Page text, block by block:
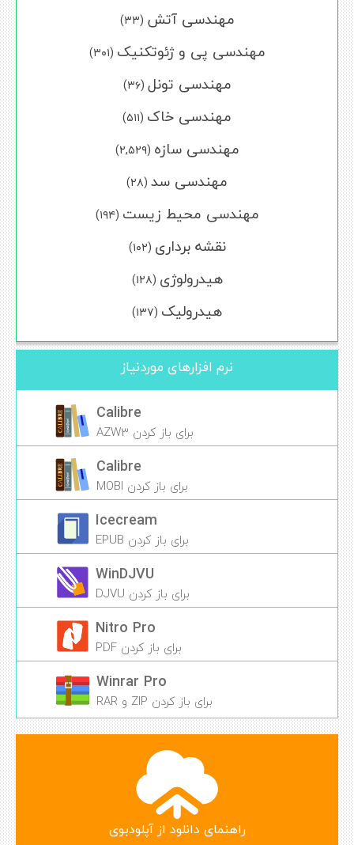
مهندسی آتش (۳۳)
مهندسی پی و ژئوتکنیک (۳۰۱)
مهندسی تونل (۳۶)
مهندسی خاک (۵۱۱)
مهندسی سازه (۲,۵۲۹)
مهندسی سد (۲۸)
مهندسی محیط زیست (۱۹۴)
نقشه برداری (۱۰۲)
هیدرولوژی (۱۲۸)
هیدرولیک (۱۳۷)
نرم افزارهای موردنیاز
Calibre
برای باز کردن AZW3
Calibre
برای باز کردن MOBI
Icecream
برای باز کردن EPUB
WinDJVU
برای باز کردن DJVU
Nitro Pro
برای باز کردن PDF
Winrar Pro
برای باز کردن ZIP و RAR
راهنمای دانلود از آپلودبوی